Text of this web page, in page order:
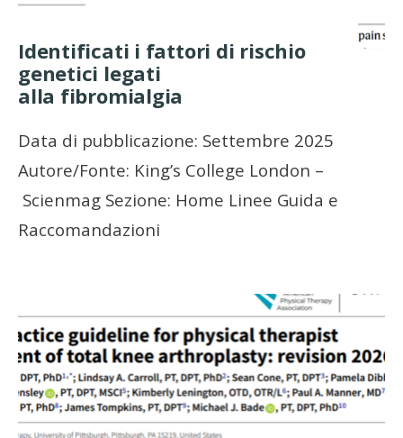
Identificati i fattori di rischio
genetici legati
alla fibromialgia
Data di pubblicazione: Settembre 2025
Autore/Fonte: King’s College London –
Scienmag Sezione: Home Linee Guida e
Raccomandazioni